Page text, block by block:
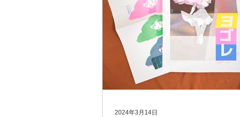
2024年3月14日